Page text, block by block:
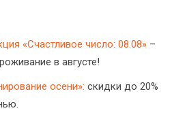
«Счастливое число: 08.08» –
в августе!
осени»: скидки до 20%